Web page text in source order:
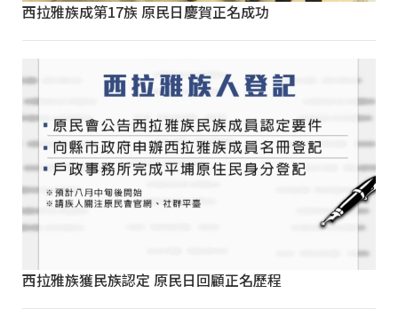
西拉雅族成第17族 原民日慶賀正名成功
西拉雅族獲民族認定 原民日回顧正名歷程